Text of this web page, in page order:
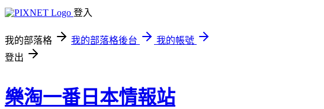
登入
我的部落格 我的部落格後台
我的帳號
登出
樂淘一番日本情報站